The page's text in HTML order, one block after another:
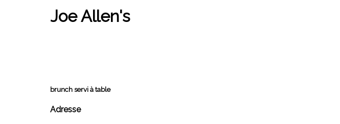
Joe Allen's
brunch servi à table
Adresse